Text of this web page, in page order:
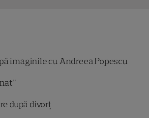
imaginile cu Andreea Popescu
după divorț